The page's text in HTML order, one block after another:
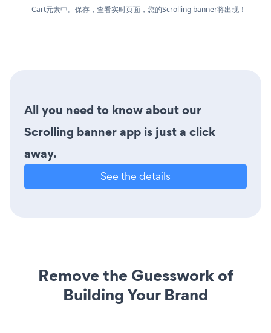
Cart元素中。保存，查看实时页面，您的Scrolling banner将出现！
All you need to know about our
Scrolling banner app is just a click
away.
See the details
Remove the Guesswork of
Building Your Brand